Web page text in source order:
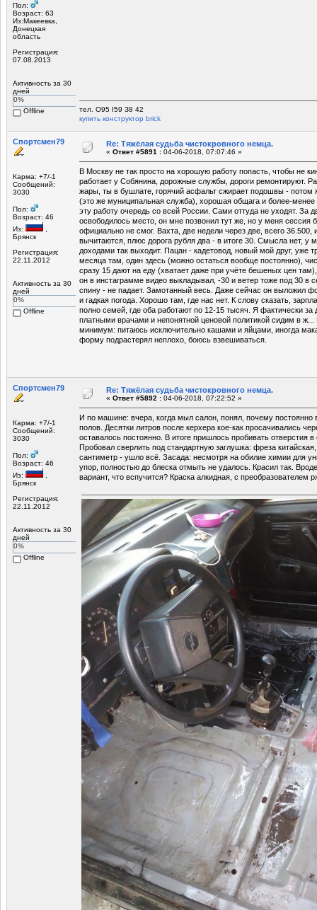
Пол:
Возраст: 63
Из:Макеевка,
Донецкая
область
Регистрация:
07.08.2013
Активность за 30
дней
0%
Offline
тел. О95 I59 З8 42
купить конструктор brick
Спортсмен79
Карма: +7/-1
Сообщений:
3030
Пол:
Возраст: 46
Из:
Брянск
Регистрация:
22.11.2012
Активность за 30
дней
0%
Offline
Re: Тяжёлая судьба чистокровного немца.
« Ответ #5891 : 04-06-2018, 07:07:46 »
В Москву не так просто на хорошую работу попасть, чтобы не
работает у Собянина, дорожные службы, дороги ремонтируют.
жары, ты в бушлате, горячий асфальт сжирает подошвы - потом
(это же муниципальная служба), хорошая общага и более-менее
эту работу очередь со всей России. Сами оттуда не уходят. За
освободилось место, он мне позвонил тут же, но у меня сессия
официально не смог. Вахта, две недели через две, всего 36.500,
вычитаются, плюс дорога рубля два - в итоге 30. Смысла нет, у
доходами так выходит. Пацан - кадетовод, новый мой друг, уже
месяца там, один здесь (можно остаться вообще постоянно),
сразу 15 дают на еду (хватает даже при учёте бешеных цен
он в инстаграмме видео выкладывал, -30 и ветер тоже под 30 в
спину - не падает. Замотанный весь. Даже сейчас он выложил
и гадкая погода. Хорошо там, где нас нет. К слову сказать,
полно семей, где оба работают по 12-15 тысяч. Я фактически за
платными врачами и непонятной ценовой политикой сидим в
минимум: питаюсь исключительно кашами и яйцами, иногда
форму подрастерял неплохо, боюсь взвешиваться.
Спортсмен79
Карма: +7/-1
Сообщений:
3030
Пол:
Возраст: 46
Из:
Брянск
Регистрация:
22.11.2012
Активность за 30
дней
0%
Offline
Re: Тяжёлая судьба чистокровного немца.
« Ответ #5892 : 04-06-2018, 07:22:52 »
И по машине: вчера, когда мыл салон, понял, почему постоянно
полов. Десятки литров после керхера кое-как просачивались
оставалось постоянно. В итоге пришлось пробивать отверстия
Пробовал сверлить под стандартную заглушка: фреза
сантиметр - ушло всё. Засада: несмотря на обилие химии для
упор, полностью до блеска отмыть не удалось. Красил так.
вариант, что вспучится? Краска алкидная, с преобразователем